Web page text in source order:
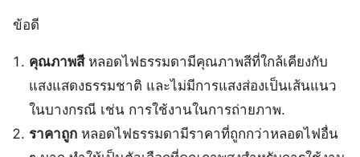
ข้อดี
คุณภาพสีหลอดไฟธรรมดามีคุณภาพสีที่ใกล้เคียงกับ
แสงแสดงธรรมชาติ และไม่มีการแสงส่องเป็นเส้นแนว
ในบางกรณี เช่น การใช้งานในการถ่ายภาพ.
ราคาถูก หลอดไฟธรรมดามีราคาที่ถูกกว่าหลอดไฟอื่น